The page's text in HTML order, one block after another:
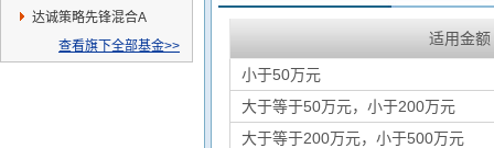
达诚策略先锋混合A
查看旗下全部基金>>
适用金额
小于50万元
大于等于50万元，小于200万元
大于等于200万元，小于500万元